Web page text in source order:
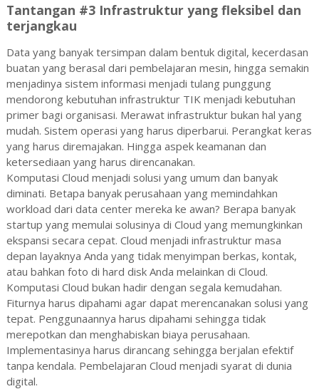
Tantangan #3 Infrastruktur yang fleksibel dan
terjangkau
Data yang banyak tersimpan dalam bentuk digital, kecerdasan
buatan yang berasal dari pembelajaran mesin, hingga semakin
menjadinya sistem informasi menjadi tulang punggung
mendorong kebutuhan infrastruktur TIK menjadi kebutuhan
primer bagi organisasi. Merawat infrastruktur bukan hal yang
mudah. Sistem operasi yang harus diperbarui. Perangkat keras
yang harus diremajakan. Hingga aspek keamanan dan
ketersediaan yang harus direncanakan.
Komputasi Cloud menjadi solusi yang umum dan banyak
diminati. Betapa banyak perusahaan yang memindahkan
workload dari data center mereka ke awan? Berapa banyak
startup yang memulai solusinya di Cloud yang memungkinkan
ekspansi secara cepat. Cloud menjadi infrastruktur masa
depan layaknya Anda yang tidak menyimpan berkas, kontak,
atau bahkan foto di hard disk Anda melainkan di Cloud.
Komputasi Cloud bukan hadir dengan segala kemudahan.
Fiturnya harus dipahami agar dapat merencanakan solusi yang
tepat. Penggunaannya harus dipahami sehingga tidak
merepotkan dan menghabiskan biaya perusahaan.
Implementasinya harus dirancang sehingga berjalan efektif
tanpa kendala. Pembelajaran Cloud menjadi syarat di dunia
digital.